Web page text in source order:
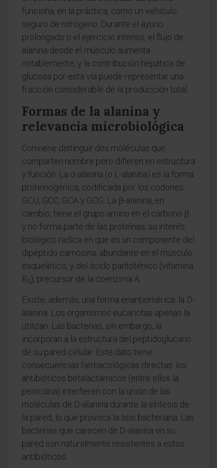
funciona, en la práctica, como un vehículo
seguro de nitrógeno. Durante el ayuno
prolongado o el ejercicio intenso, el flujo de
alanina desde el músculo aumenta
notablemente, y la contribución hepática de
glucosa por esta vía puede representar una
fracción considerable de la producción total.
Formas de la alanina y
relevancia microbiológica
Conviene distinguir dos moléculas que
comparten nombre pero difieren en estructura
y función. La α-alanina (o L-alanina) es la forma
proteinogénica, codificada por los codones
GCU, GCC, GCA y GCG. La β-alanina, en
cambio, tiene el grupo amino en el carbono β
y no forma parte de las proteínas; su interés
biológico radica en que es un componente del
dipéptido carnosina, abundante en el músculo
esquelético, y del ácido pantoténico (vitamina
B5), precursor de la coenzima A.
Existe, además, una forma enantiomérica: la D-
alanina. Los organismos eucariotas apenas la
utilizan. Las bacterias, sin embargo, la
incorporan a la estructura del peptidoglucano
de su pared celular. Este dato tiene
consecuencias farmacológicas directas: los
antibióticos betalactámicos (entre ellos la
penicilina) interfieren con la unión de las
moléculas de D-alanina durante la síntesis de
la pared, lo que provoca la lisis bacteriana. Las
bacterias que carecen de D-alanina en su
pared son naturalmente resistentes a estos
antibióticos.